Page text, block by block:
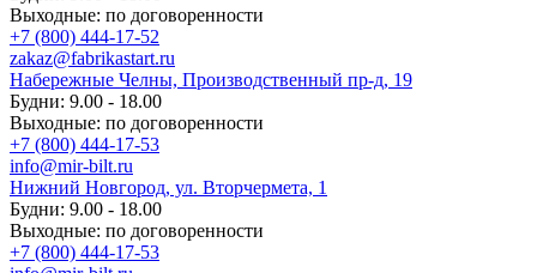
Выходные: по договоренности
+7 (800) 444-17-52
zakaz@fabrikastart.ru
Набережные Челны, Производственный пр-д, 19
Будни: 9.00 - 18.00
Выходные: по договоренности
+7 (800) 444-17-53
info@mir-bilt.ru
Нижний Новгород, ул. Вторчермета, 1
Будни: 9.00 - 18.00
Выходные: по договоренности
+7 (800) 444-17-53